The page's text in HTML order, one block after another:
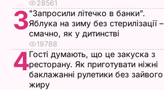
28561
3"Запросили літечко в банки".
Яблука на зиму без стерилізації –
смачно, як у дитинстві
19788
4Гості думають, що це закуска з
ресторану. Як приготувати ніжні
баклажанні рулетики без зайвого
жиру